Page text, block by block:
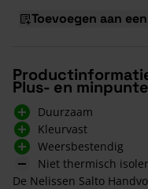
Toevoegen aan
Plus- en
Duurzaam
Kleurvast
Weersbestendig
Niet thermisch
De Nelissen Salto